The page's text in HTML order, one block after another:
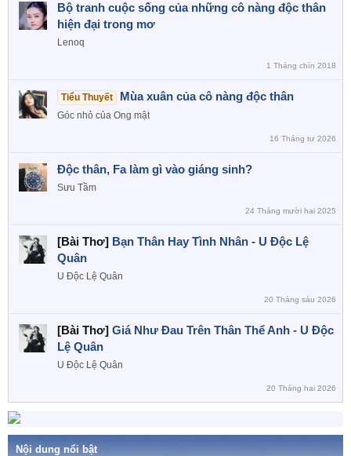
Bộ tranh cuộc sống của những cô nàng độc thân
hiện đại trong mơ
Lenoq
1 Tháng chín 2018
Tiểu Thuyết Mùa xuân của cô nàng độc thân
Góc nhỏ của Ong mật
16 Tháng tư 2026
Độc thân, Fa làm gì vào giáng sinh?
Sưu Tầm
24 Tháng mười hai 2025
[Bài Thơ] Bạn Thân Hay Tình Nhân - U Độc Lệ
Quân
U Độc Lệ Quân
20 Tháng sáu 2026
[Bài Thơ] Giá Như Đau Trên Thân Thể Anh - U Độc
Lệ Quân
U Độc Lệ Quân
20 Tháng hai 2026
Nội dung nổi bật